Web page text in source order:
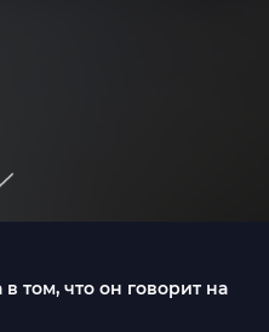
том, что он говорит на